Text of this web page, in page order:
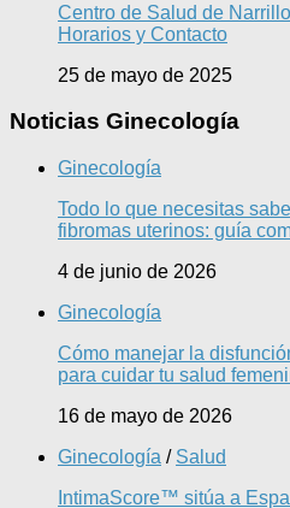
Centro de Salud de
Horarios y Contacto
25 de mayo de 2025
Noticias Ginecología
Ginecología
Todo lo que necesitas
fibromas uterinos: guía
4 de junio de 2026
Ginecología
Cómo manejar la
para cuidar tu salud
16 de mayo de 2026
Ginecología / Salud
IntimaScore™ sitúa a